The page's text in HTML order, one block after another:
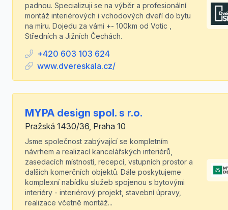
padnou. Specializuji se na výběr a profesionální
montáž interiérových i vchodových dveří do bytu
na míru. Dojedu za vámi +- 100km od Votic ,
Středních a Jižních Čechách.
+420 603 103 624
www.dvereskala.cz/
MYPA design spol. s r.o.
Pražská 1430/36, Praha 10
Jsme společnost zabývající se kompletním
návrhem a realizací kancelářských interiérů,
zasedacích místností, recepcí, vstupních prostor a
dalších komerčních objektů. Dále poskytujeme
komplexní nabídku služeb spojenou s bytovými
interiéry - interiérový projekt, stavební úpravy,
realizace včetně montáž...